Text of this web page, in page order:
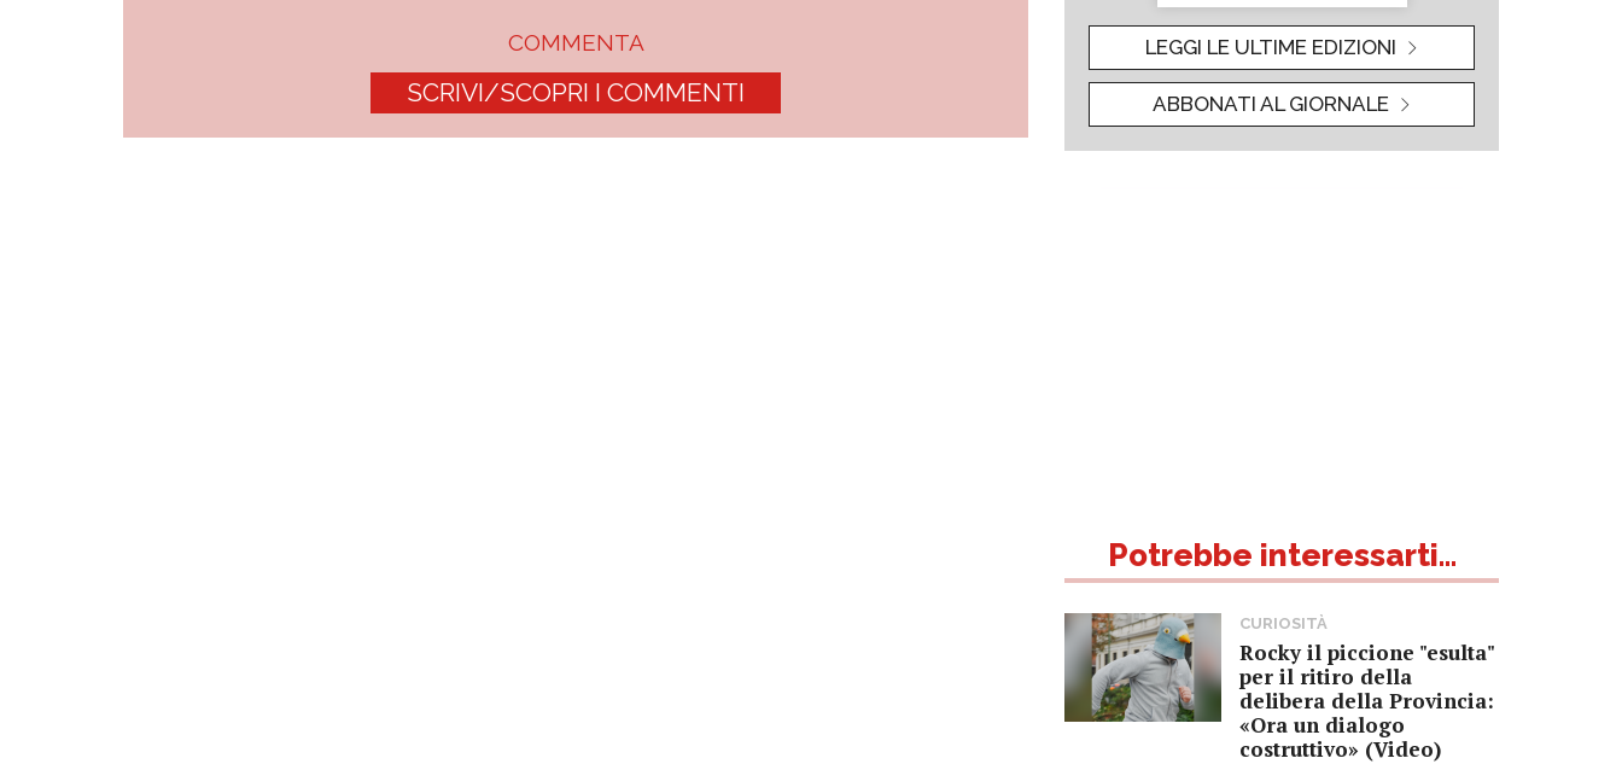
COMMENTA
SCRIVI/SCOPRI I COMMENTI
LEGGI LE ULTIME EDIZIONI
ABBONATI AL GIORNALE
Potrebbe interessarti...
CURIOSITÀ
Rocky il piccione "esulta"
per il ritiro della
delibera della Provincia:
«Ora un dialogo
costruttivo» (Video)